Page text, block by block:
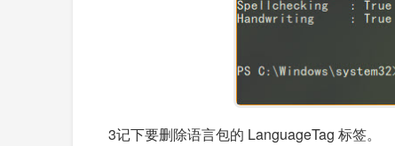
3记下要删除语言包的 LanguageTag 标签。